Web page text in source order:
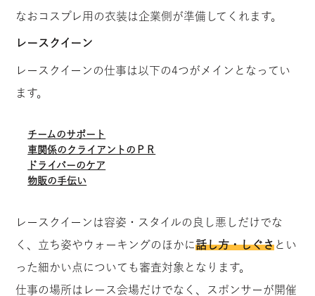
なおコスプレ用の衣装は企業側が準備してくれます。
レースクイーン
レースクイーンの仕事は以下の4つがメインとなってい
ます。
チームのサポート
車関係のクライアントのＰＲ
ドライバーのケア
物販の手伝い
レースクイーンは容姿・スタイルの良し悪しだけでな
く、立ち姿やウォーキングのほかに話し方・しぐさとい
った細かい点についても審査対象となります。
仕事の場所はレース会場だけでなく、スポンサーが開催